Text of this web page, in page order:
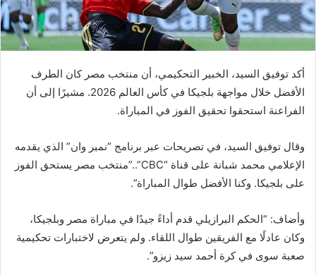
أكد توفيق السيد، الخبير التحكيمي، أن منتخب مصر كان الطرف
الأفضل خلال مواجهة بلجيكا في كأس العالم 2026. مشيرًا إلى أن
الفراعنة استحقوا تحقيق الفوز في المباراة.
وقال توفيق السيد، في تصريحات عبر برنامج “نمبر وان” الذي يقدمه
الإعلامي محمد شبانة على قناة “CBC”..”منتخب مصر يستحق الفوز
على بلجيكا. وكنا الأفضل طوال المباراة”.
وأضاف: “الحكم البرازيلي قدم أداءً جيدًا في مباراة مصر وبلجيكا،
وكان عادلًا مع الفريقين طوال اللقاء. ولم يتعرض لاختبارات تحكيمية
صعبة سوى في كرة أحمد سيد زيزو”.